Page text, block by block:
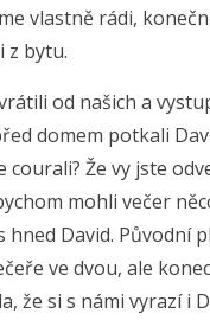
vlastně rádi,
z bytu.
od našich a
domem potkali
courali? Že vy jste
mohli večer
hned David. Původní
ve dvou, ale
že si s námi vyrazí i